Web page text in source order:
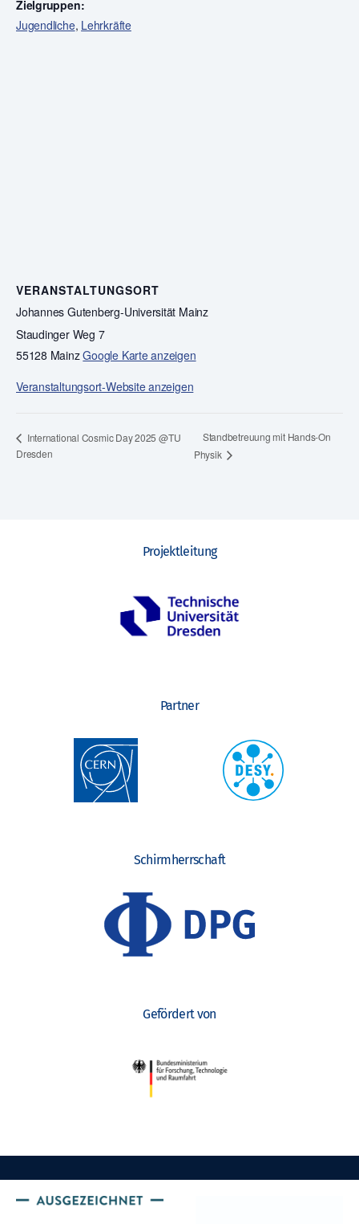
Zielgruppen:
Jugendliche, Lehrkräfte
VERANSTALTUNGSORT
Johannes Gutenberg-Universität Mainz
Staudinger Weg 7
55128 MainzGoogle Karte anzeigen
Veranstaltungsort-Website anzeigen
International Cosmic Day 2025 @TU
Dresden
Standbetreuung mit Hands-On
Physik
Projektleitung
Partner
Schirmherrschaft
Gefördert von